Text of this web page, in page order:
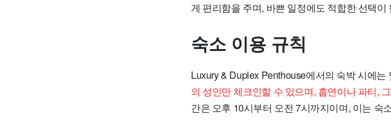
게 편리함을 주며, 바쁜 일정에도 적합한 선택이
숙소 이용 규칙
Luxury & Duplex Penthouse에서의 숙박 시에
의 성인만 체크인할 수 있으며, 흡연이나 파티,
간은 오후 10시부터 오전 7시까지이며, 이는 숙